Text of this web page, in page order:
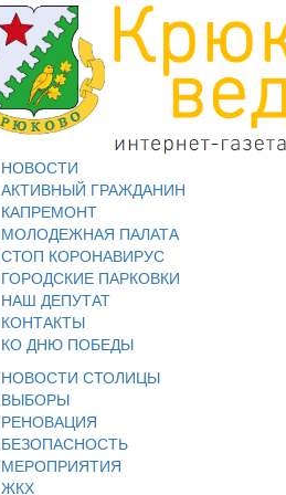
НОВОСТИ
АКТИВНЫЙ ГРАЖДАНИН
КАПРЕМОНТ
МОЛОДЕЖНАЯ ПАЛАТА
СТОП КОРОНАВИРУС
ГОРОДСКИЕ ПАРКОВКИ
НАШ ДЕПУТАТ
КОНТАКТЫ
КО ДНЮ ПОБЕДЫ
НОВОСТИ СТОЛИЦЫ
ВЫБОРЫ
РЕНОВАЦИЯ
БЕЗОПАСНОСТЬ
МЕРОПРИЯТИЯ
ЖКХ